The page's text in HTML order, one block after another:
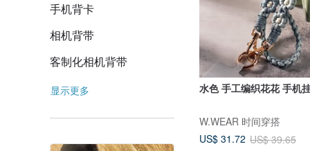
手机背卡
相机背带
客制化相机背带
显示更多 水色 手工编织花
W.WEAR 时间穿搭
US$ 31.72 US$ 39.65